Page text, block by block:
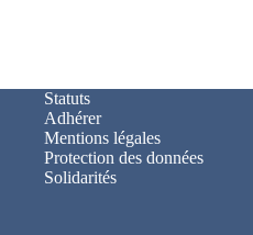
Statuts
Adhérer
Mentions légales
Protection des données
Solidarités